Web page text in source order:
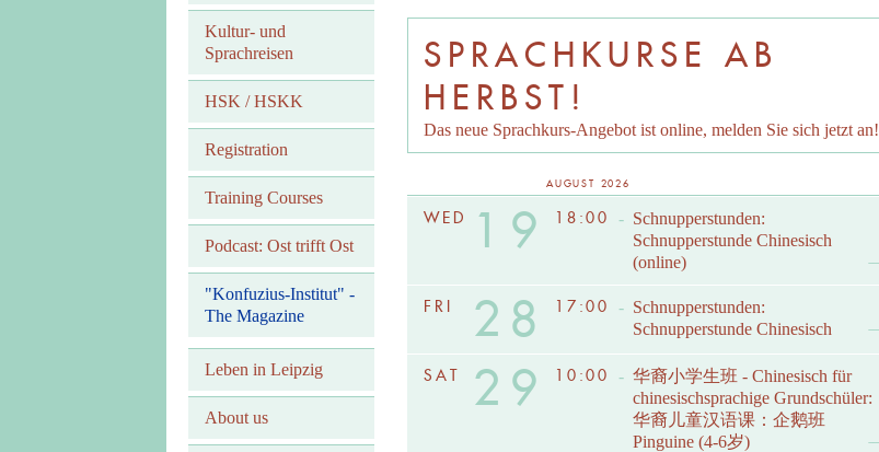
Kultur- und
Sprachreisen
HSK / HSKK
Registration
Training Courses
Podcast: Ost trifft Ost
"Konfuzius-Institut" -
The Magazine
Leben in Leipzig
About us
SPRACHKURSE AB
HERBST!
Das neue Sprachkurs-Angebot ist online, melden Sie sich jetzt an!
AUGUST 2026
WED 19 18:00 - Schnupperstunden:
Schnupperstunde Chinesisch
(online)
FRI 28 17:00 - Schnupperstunden:
Schnupperstunde Chinesisch
SAT 29 10:00 - 华裔小学生班 - Chinesisch für
chinesischsprachige Grundschüler:
华裔儿童汉语课：企鹅班
Pinguine (4-6岁)